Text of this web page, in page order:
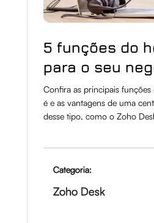
5 funções do
para o seu
Confira as principais
é e as vantagens de uma
desse tipo, como o Zoho
Categoria:
Zoho Desk